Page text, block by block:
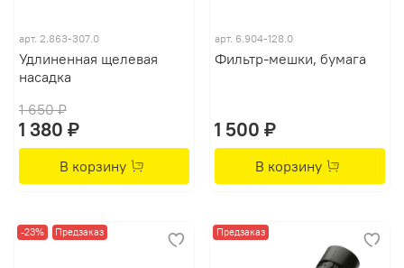
арт. 2.863-307.0
Удлиненная щелевая
насадка
1 650 ₽
1 380 ₽
В корзину
арт. 6.904-128.0
Фильтр-мешки, бумага
1 500 ₽
В корзину
-23% Предзаказ Предзаказ